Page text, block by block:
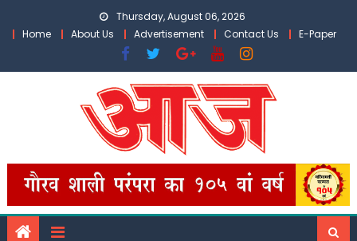
Thursday, August 06, 2026
Home
About Us Advertisement Contact Us E-Paper